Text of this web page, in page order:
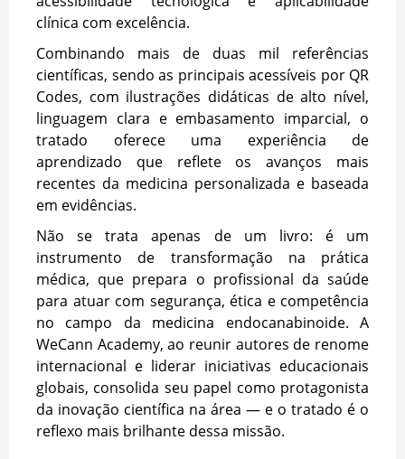
clínica com excelência.
Combinando mais de duas mil referências
científicas, sendo as principais acessíveis por QR
Codes, com ilustrações didáticas de alto nível,
linguagem clara e embasamento imparcial, o
tratado oferece uma experiência de
aprendizado que reflete os avanços mais
recentes da medicina personalizada e baseada
em evidências.
Não se trata apenas de um livro: é um
instrumento de transformação na prática
médica, que prepara o profissional da saúde
para atuar com segurança, ética e competência
no campo da medicina endocanabinoide. A
WeCann Academy, ao reunir autores de renome
internacional e liderar iniciativas educacionais
globais, consolida seu papel como protagonista
da inovação científica na área — e o tratado é o
reflexo mais brilhante dessa missão.